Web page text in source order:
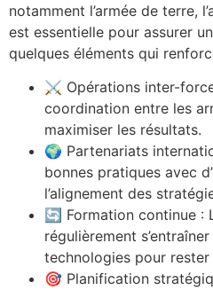
notamment l’armée de terre,
est essentielle pour assurer
quelques éléments qui
⚔️ Opérations inter-
coordination entre les
maximiser les résultats.
🌍 Partenariats
bonnes pratiques avec
l’alignement des
🔄 Formation continue :
régulièrement
technologies pour
🎯 Planification